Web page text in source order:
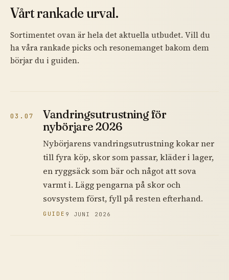
Vårt rankade urval.
Sortimentet ovan är hela det aktuella utbudet. Vill du
ha våra rankade picks och resonemanget bakom dem
börjar du i guiden.
03.07
Vandringsutrustning för
nybörjare 2026
Nybörjarens vandringsutrustning kokar ner
till fyra köp, skor som passar, kläder i lager,
en ryggsäck som bär och något att sova
varmt i. Lägg pengarna på skor och
sovsystem först, fyll på resten efterhand.
GUIDE 9 JUNI 2026